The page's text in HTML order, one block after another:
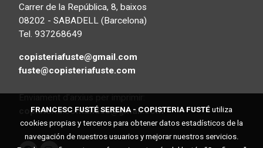
Carrer de la República, 8, baixos
08202 - SABADELL (Barcelona)
Tel. 937268649
copisteriafuste@gmail.com
fuste@copisteriafuste.com
copisteria.comandes@gmail.com
FRANCESC FUSTÉ SERENA - COPISTERIA FUSTÉutiliza
cookies propias y terceros para obtener datos estadísticos de la
navegación de nuestros usuarios y mejorar nuestros servicios.